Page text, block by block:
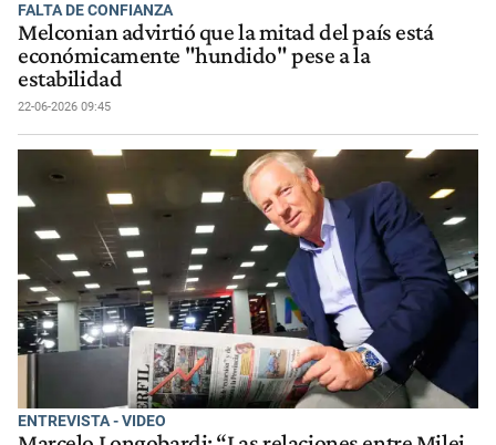
FALTA DE CONFIANZA
Melconian advirtió que la mitad del país está
económicamente "hundido" pese a la
estabilidad
22-06-2026 09:45
ENTREVISTA - VIDEO